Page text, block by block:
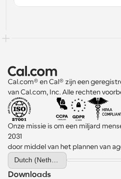
Cal.com® en Cal® zijn een
van Cal.com, Inc. Alle rechten
Onze missie is om een miljard
2031
door middel van het plannen van
Select Language
Downloads